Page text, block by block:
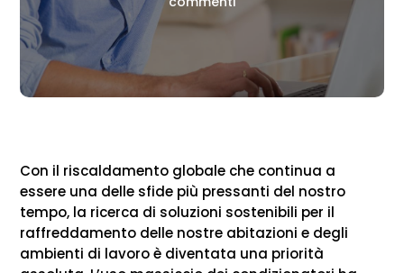
Con il riscaldamento globale che continua a
essere una delle sfide più pressanti del nostro
tempo, la ricerca di soluzioni sostenibili per il
raffreddamento delle nostre abitazioni e degli
ambienti di lavoro è diventata una priorità